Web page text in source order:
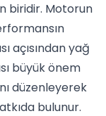
biridir. Motorun
açısından yağ
büyük önem
düzenleyerek
bulunur.